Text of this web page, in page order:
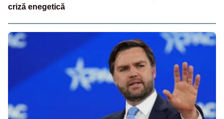
criză enegetică